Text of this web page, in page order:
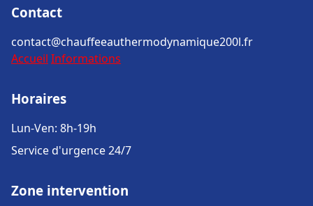
Contact
contact@chauffeeauthermodynamique200l.fr
Accueil Informations
Horaires
Lun-Ven: 8h-19h
Service d'urgence 24/7
Zone intervention